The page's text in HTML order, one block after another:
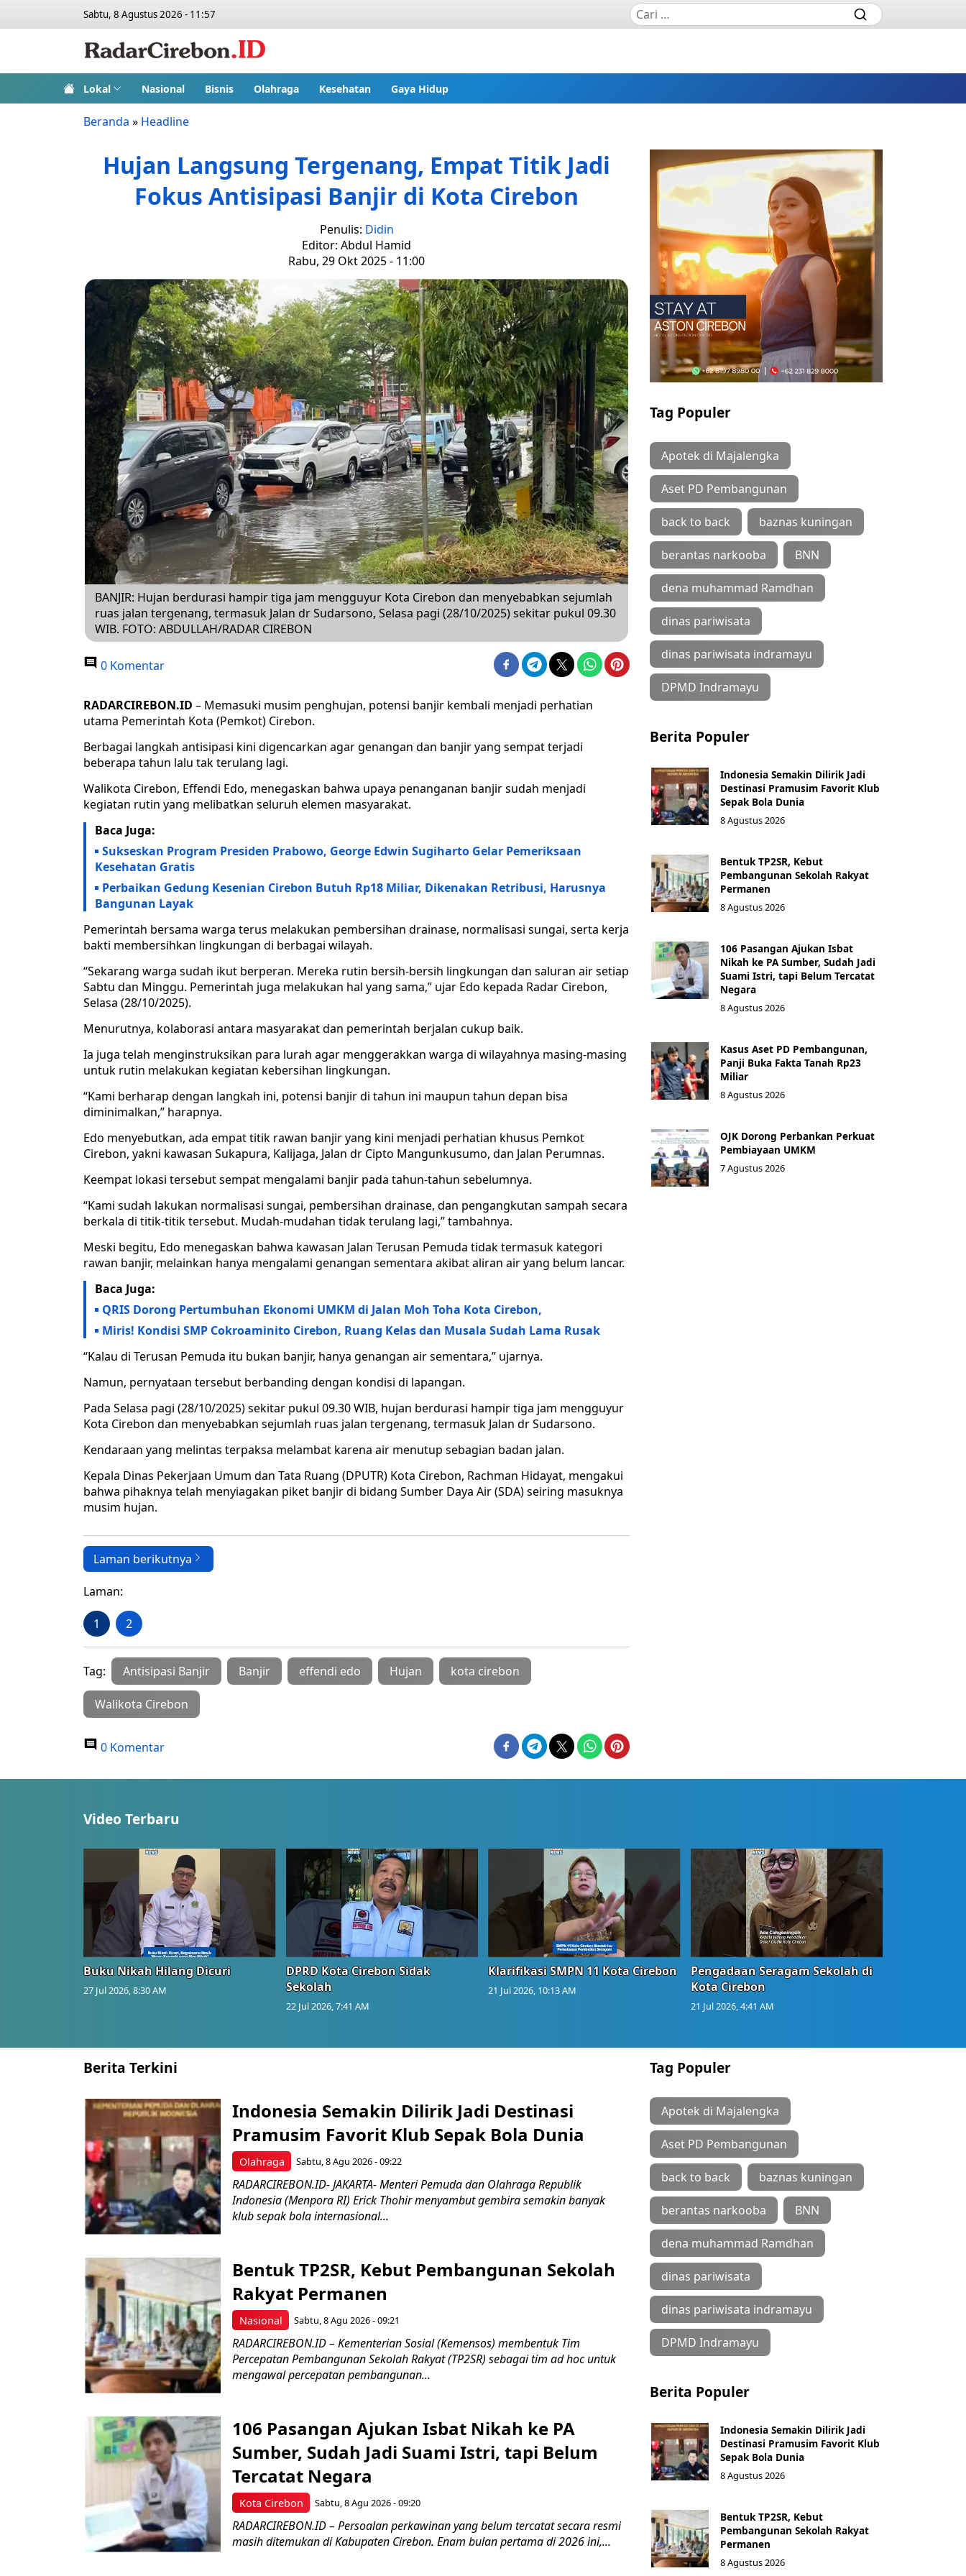
Sabtu, 8 Agustus 2026 - 11:57
Lokal Nasional Bisnis Olahraga Kesehatan Gaya Hidup
Beranda » Headline
Hujan Langsung Tergenang, Empat Titik Jadi
Fokus Antisipasi Banjir di Kota Cirebon
Penulis: Didin
Editor: Abdul Hamid
Rabu, 29 Okt 2025 - 11:00
BANJIR: Hujan berdurasi hampir tiga jam mengguyur Kota Cirebon dan menyebabkan sejumlah
ruas jalan tergenang, termasuk Jalan dr Sudarsono, Selasa pagi (28/10/2025) sekitar pukul 09.30
WIB. FOTO: ABDULLAH/RADAR CIREBON
0 Komentar
RADARCIREBON.ID – Memasuki musim penghujan, potensi banjir kembali menjadi perhatian
utama Pemerintah Kota (Pemkot) Cirebon.
Berbagai langkah antisipasi kini digencarkan agar genangan dan banjir yang sempat terjadi
beberapa tahun lalu tak terulang lagi.
Walikota Cirebon, Effendi Edo, menegaskan bahwa upaya penanganan banjir sudah menjadi
kegiatan rutin yang melibatkan seluruh elemen masyarakat.
Baca Juga:
Sukseskan Program Presiden Prabowo, George Edwin Sugiharto Gelar Pemeriksaan
Kesehatan Gratis
Perbaikan Gedung Kesenian Cirebon Butuh Rp18 Miliar, Dikenakan Retribusi, Harusnya
Bangunan Layak
Pemerintah bersama warga terus melakukan pembersihan drainase, normalisasi sungai, serta kerja
bakti membersihkan lingkungan di berbagai wilayah.
“Sekarang warga sudah ikut berperan. Mereka rutin bersih-bersih lingkungan dan saluran air setiap
Sabtu dan Minggu. Pemerintah juga melakukan hal yang sama,” ujar Edo kepada Radar Cirebon,
Selasa (28/10/2025).
Menurutnya, kolaborasi antara masyarakat dan pemerintah berjalan cukup baik.
Ia juga telah menginstruksikan para lurah agar menggerakkan warga di wilayahnya masing-masing
untuk rutin melakukan kegiatan kebersihan lingkungan.
“Kami berharap dengan langkah ini, potensi banjir di tahun ini maupun tahun depan bisa
diminimalkan,” harapnya.
Edo menyebutkan, ada empat titik rawan banjir yang kini menjadi perhatian khusus Pemkot
Cirebon, yakni kawasan Sukapura, Kalijaga, Jalan dr Cipto Mangunkusumo, dan Jalan Perumnas.
Keempat lokasi tersebut sempat mengalami banjir pada tahun-tahun sebelumnya.
“Kami sudah lakukan normalisasi sungai, pembersihan drainase, dan pengangkutan sampah secara
berkala di titik-titik tersebut. Mudah-mudahan tidak terulang lagi,” tambahnya.
Meski begitu, Edo menegaskan bahwa kawasan Jalan Terusan Pemuda tidak termasuk kategori
rawan banjir, melainkan hanya mengalami genangan sementara akibat aliran air yang belum lancar.
Baca Juga:
QRIS Dorong Pertumbuhan Ekonomi UMKM di Jalan Moh Toha Kota Cirebon,
Miris! Kondisi SMP Cokroaminito Cirebon, Ruang Kelas dan Musala Sudah Lama Rusak
“Kalau di Terusan Pemuda itu bukan banjir, hanya genangan air sementara,” ujarnya.
Namun, pernyataan tersebut berbanding dengan kondisi di lapangan.
Pada Selasa pagi (28/10/2025) sekitar pukul 09.30 WIB, hujan berdurasi hampir tiga jam mengguyur
Kota Cirebon dan menyebabkan sejumlah ruas jalan tergenang, termasuk Jalan dr Sudarsono.
Kendaraan yang melintas terpaksa melambat karena air menutup sebagian badan jalan.
Kepala Dinas Pekerjaan Umum dan Tata Ruang (DPUTR) Kota Cirebon, Rachman Hidayat, mengakui
bahwa pihaknya telah menyiagakan piket banjir di bidang Sumber Daya Air (SDA) seiring masuknya
musim hujan.
Laman berikutnya
Laman:
1 2
Tag: Antisipasi Banjir Banjir effendi edo Hujan kota cirebon
Walikota Cirebon
0 Komentar
Tag Populer
Apotek di Majalengka
Aset PD Pembangunan
back to back baznas kuningan
berantas narkooba BNN
dena muhammad Ramdhan
dinas pariwisata
dinas pariwisata indramayu
DPMD Indramayu
Berita Populer
Indonesia Semakin Dilirik Jadi
Destinasi Pramusim Favorit Klub
Sepak Bola Dunia
8 Agustus 2026
Bentuk TP2SR, Kebut
Pembangunan Sekolah Rakyat
Permanen
8 Agustus 2026
106 Pasangan Ajukan Isbat
Nikah ke PA Sumber, Sudah Jadi
Suami Istri, tapi Belum Tercatat
Negara
8 Agustus 2026
Kasus Aset PD Pembangunan,
Panji Buka Fakta Tanah Rp23
Miliar
8 Agustus 2026
OJK Dorong Perbankan Perkuat
Pembiayaan UMKM
7 Agustus 2026
Video Terbaru
Buku Nikah Hilang Dicuri
27 Jul 2026, 8:30 AM
DPRD Kota Cirebon Sidak
Sekolah
22 Jul 2026, 7:41 AM
Klarifikasi SMPN 11 Kota Cirebon
21 Jul 2026, 10:13 AM
Pengadaan Seragam Sekolah di
Kota Cirebon
21 Jul 2026, 4:41 AM
Berita Terkini
Olahraga
Indonesia Semakin Dilirik Jadi Destinasi
Pramusim Favorit Klub Sepak Bola Dunia
Sabtu, 8 Agu 2026 - 09:22
RADARCIREBON.ID- JAKARTA- Menteri Pemuda dan Olahraga Republik
Indonesia (Menpora RI) Erick Thohir menyambut gembira semakin banyak
klub sepak bola internasional...
Nasional
Bentuk TP2SR, Kebut Pembangunan Sekolah
Rakyat Permanen
Sabtu, 8 Agu 2026 - 09:21
RADARCIREBON.ID – Kementerian Sosial (Kemensos) membentuk Tim
Percepatan Pembangunan Sekolah Rakyat (TP2SR) sebagai tim ad hoc untuk
mengawal percepatan pembangunan...
Kota Cirebon
106 Pasangan Ajukan Isbat Nikah ke PA
Sumber, Sudah Jadi Suami Istri, tapi Belum
Tercatat Negara
Sabtu, 8 Agu 2026 - 09:20
RADARCIREBON.ID – Persoalan perkawinan yang belum tercatat secara resmi
masih ditemukan di Kabupaten Cirebon. Enam bulan pertama di 2026 ini,...
Tag Populer
Apotek di Majalengka
Aset PD Pembangunan
back to back baznas kuningan
berantas narkooba BNN
dena muhammad Ramdhan
dinas pariwisata
dinas pariwisata indramayu
DPMD Indramayu
Berita Populer
Indonesia Semakin Dilirik Jadi
Destinasi Pramusim Favorit Klub
Sepak Bola Dunia
8 Agustus 2026
Bentuk TP2SR, Kebut
Pembangunan Sekolah Rakyat
Permanen
8 Agustus 2026